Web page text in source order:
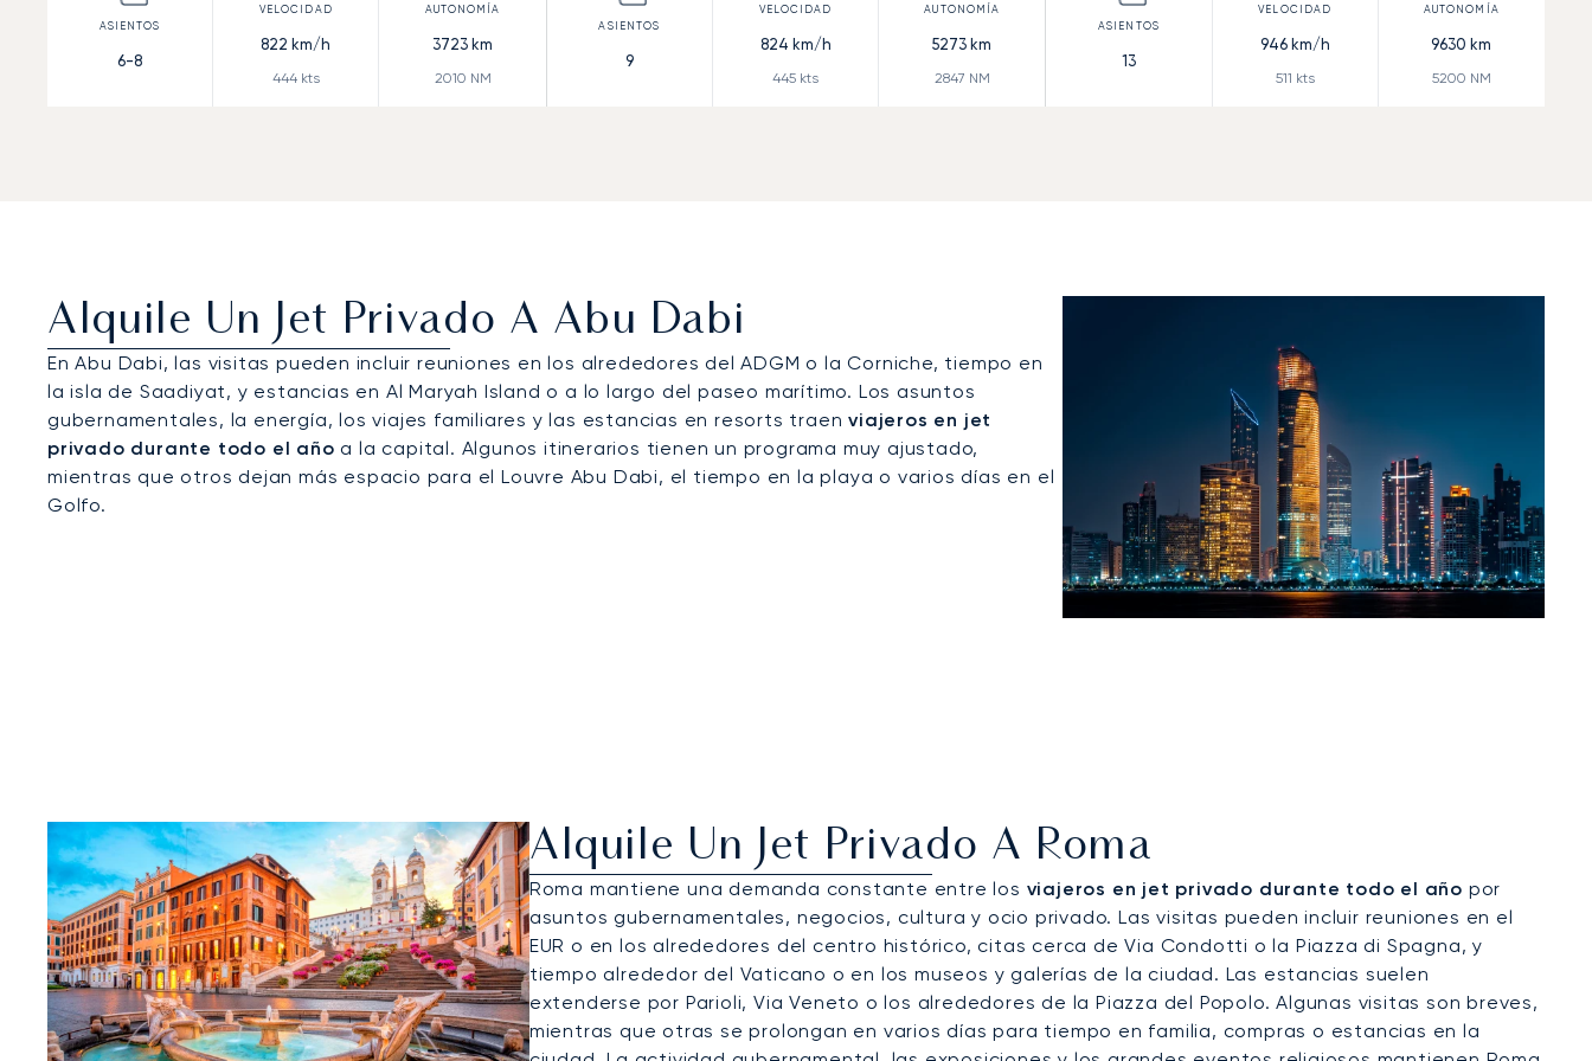
6-8
822 km/h
444kts
3723 km
2010 NM
9
824 km/h
445 kts
5273 km
2847 NM
13
946km/h
511 kts
9630 km
5200 NM
Alquile Un Jet Privado A Abu Dabi
En Abu Dabi, las visitas pueden incluir reuniones en los alrededores del ADGM o la Corniche, tiempo en
la isla de Saadiyat, y estancias en Al Maryah Island o a lo largo del paseo marítimo. Los asuntos
gubernamentales, la energía, los viajes familiares y las estancias en resorts traenviajeros en jet
privado durante todo el año a la capital. Algunos itinerarios tienen un programa muy ajustado,
mientras que otros dejan más espacio para el Louvre Abu Dabi, el tiempo en la playa o varios días en el
Golfo.
Alquile Un Jet Privado A Roma
Roma mantiene una demanda constante entre los viajeros en jet privado durante todo el año por
asuntos gubernamentales, negocios, cultura y ocio privado. Las visitas pueden incluir reuniones en el
EUR o en los alrededores del centro histórico, citas cerca de Via Condotti o la Piazza di Spagna, y
tiempo alrededor del Vaticano o en los museos y galerías de la ciudad. Las estancias suelen
extenderse por Parioli, Via Veneto o los alrededores de la Piazza del Popolo. Algunas visitas son breves,
mientras que otras se prolongan en varios días para tiempo en familia, compras o estancias en la